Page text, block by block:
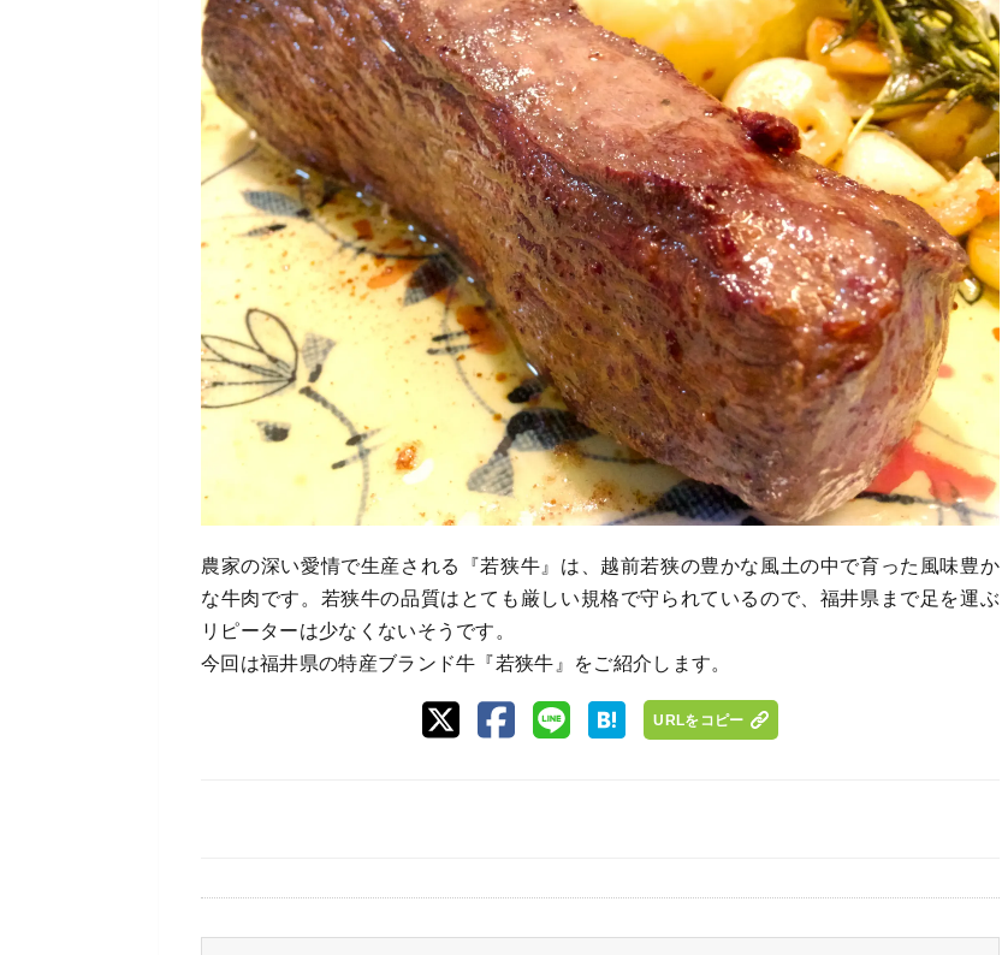
農家の深い愛情で生産される『若狭牛』は、越前若狭の豊かな風土の中で育った風味豊か
な牛肉です。若狭牛の品質はとても厳しい規格で守られているので、福井県まで足を運ぶ
リピーターは少なくないそうです。
今回は福井県の特産ブランド牛『若狭牛』をご紹介します。
URLをコピー